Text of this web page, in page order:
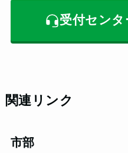
受付セン
関連リンク
市部